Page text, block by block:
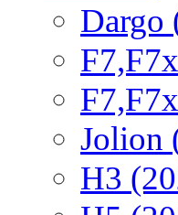
Dargo
Jolion
H3